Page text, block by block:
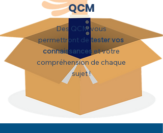
QCM
Des QCM vous
permettront de tester vos
connaissances et votre
compréhension de chaque
sujet !